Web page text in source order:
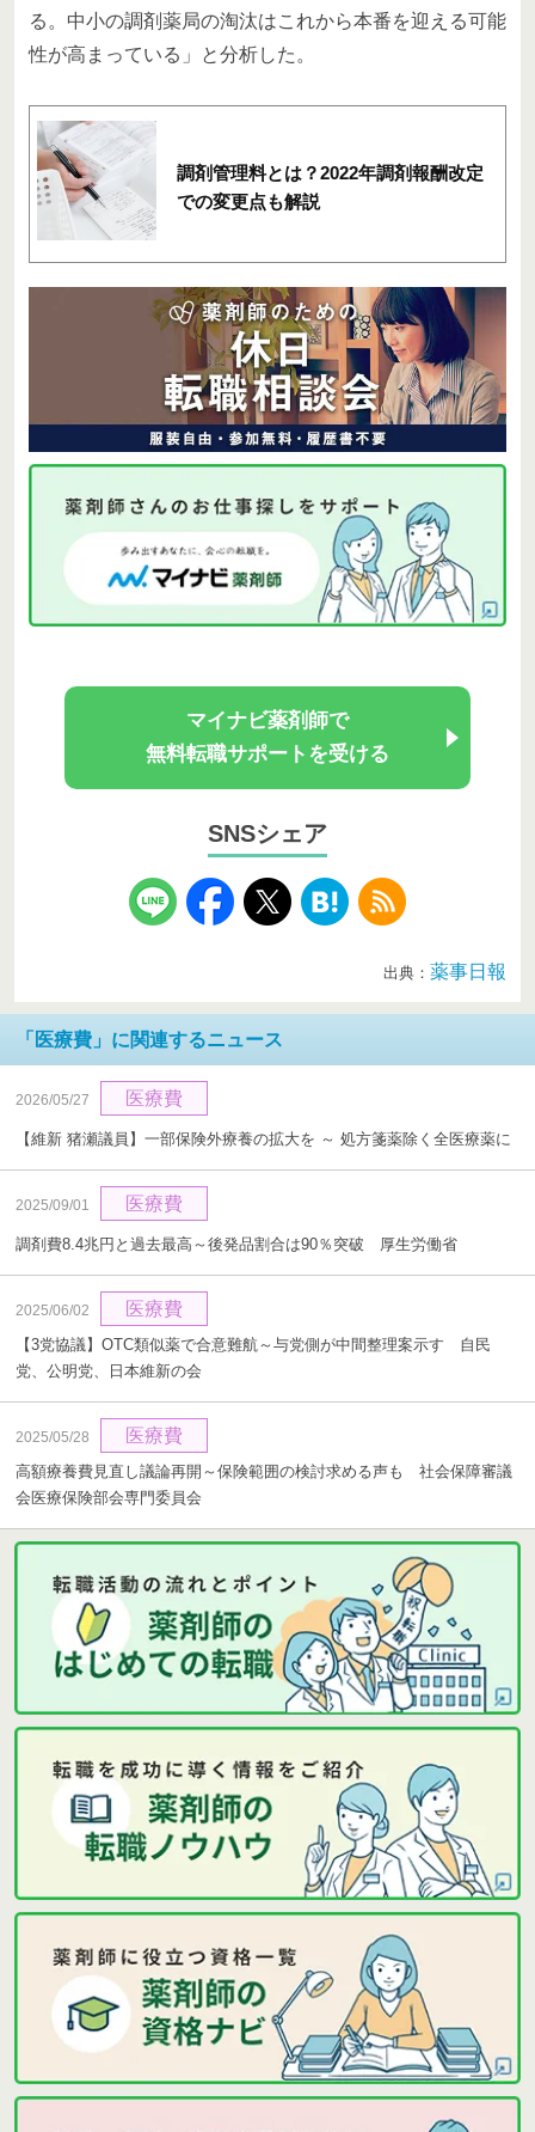
る。中小の調剤薬局の淘汰はこれから本番を迎える可能
性が高まっている」と分析した。
調剤管理料とは？2022年調剤報酬改定
での変更点も解説
マイナビ薬剤師で
無料転職サポートを受ける
SNSシェア
出典： 薬事日報
「医療費」に関連するニュース
2026/05/27 医療費
【維新 猪瀬議員】一部保険外療養の拡大を ～ 処方箋薬除く全医療薬に
2025/09/01 医療費
調剤費8.4兆円と過去最高～後発品割合は90％突破 厚生労働省
2025/06/02 医療費
【3党協議】OTC類似薬で合意難航～与党側が中間整理案示す 自民
党、公明党、日本維新の会
2025/05/28 医療費
高額療養費見直し議論再開～保険範囲の検討求める声も 社会保障審議
会医療保険部会専門委員会